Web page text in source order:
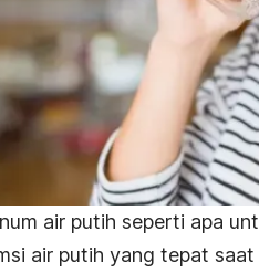
air putih seperti apa
air putih yang tepat